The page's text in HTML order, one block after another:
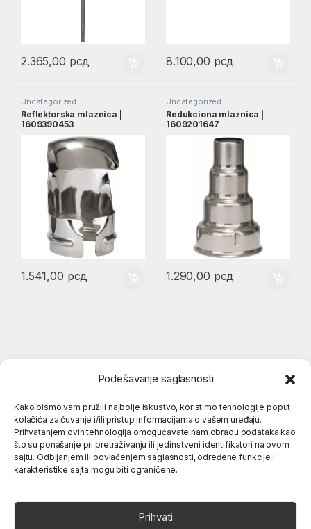
Podešavanje saglasnosti
Kako bismo vam pružili najbolje iskustvo, koristimo tehnologije poput
kolačića za čuvanje i/ili pristup informacijama o vašem uređaju.
Prihvatanjem ovih tehnologija omogućavate nam obradu podataka kao
što su ponašanje pri pretraživanju ili jedinstveni identifikatori na ovom
sajtu. Odbijanjem ili povlačenjem saglasnosti, određene funkcije i
karakteristike sajta mogu biti ograničene.
Prihvati
2.365,00 рсд 8.100,00 рсд
Uncategorized
Reflektorska mlaznica |
1609390453
1.541,00 рсд
Uncategorized
Redukciona mlaznica |
1609201647
1.290,00 рсд
Popularne kategorije
O nama